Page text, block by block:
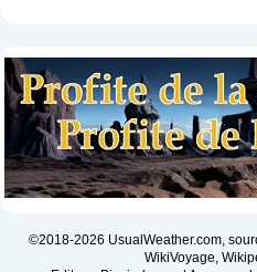
©2018-2026 UsualWeather.com,
WikiVoyage,